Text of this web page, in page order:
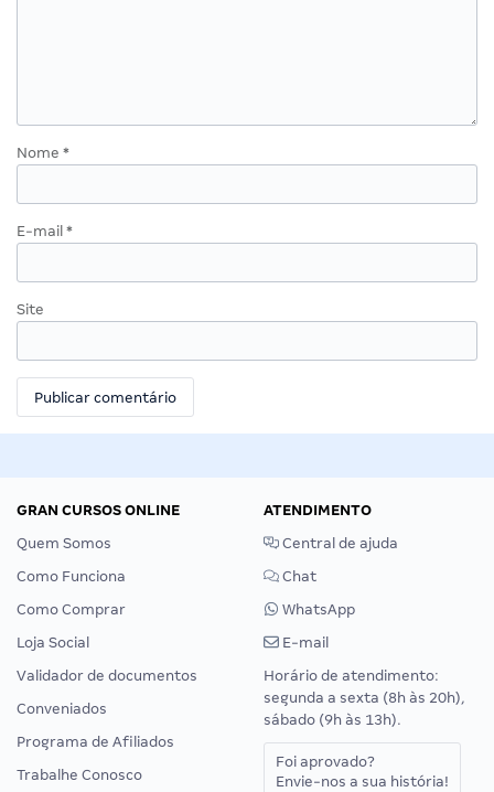
Nome *
E-mail *
Site
GRAN CURSOS ONLINE
Quem Somos
Como Funciona
Como Comprar
Loja Social
Validador de documentos
Conveniados
Programa de Afiliados
Trabalhe Conosco
ATENDIMENTO
Central de ajuda
Chat
WhatsApp
E-mail
Horário de atendimento:
segunda a sexta (8h às 20h),
sábado (9h às 13h).
Foi aprovado?
Envie-nos a sua história!